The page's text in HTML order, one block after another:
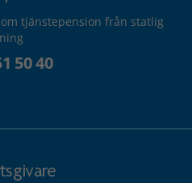
om tjänstepension från statlig
50 40